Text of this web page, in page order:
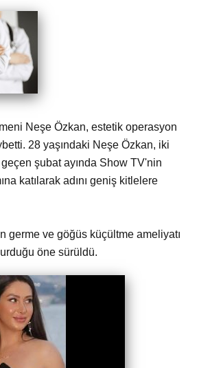
Neşe Özkan, estetik operasyon
28 yaşındaki Neşe Özkan, iki
şubat ayında Show TV'nin
katılarak adını geniş kitlelere
germe ve göğüs küçültme ameliyatı
öne sürüldü.